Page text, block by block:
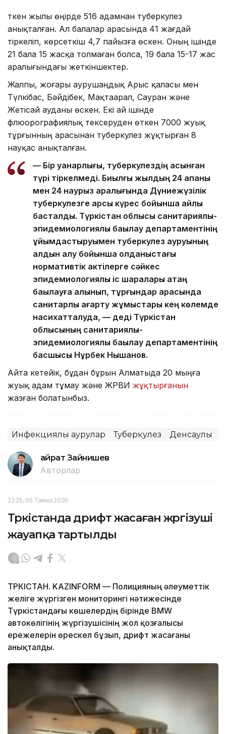
Өткен жылы өңірде 516 адамнан туберкулез
анықталған. Ал балалар арасында 41 жағдай
тіркеліп, көрсеткіш 4,7 пайызға өскен. Оның ішінде
21 бала 15 жасқа толмаған болса, 19 бала 15-17 жас
аралығындағы жеткіншектер.
Жалпы, жоғары аурушаңдық Арыс қаласы мен
Түлкібас, Бәйдібек, Мақтаарал, Сауран және
Жетісай ауданы өскен. Екі ай ішінде
флюорографиялық тексеруден өткен 7000 жуық
тұрғынның арасынан туберкулез жұқтырған 8
науқас анықталған.
— Бір қуанарлығы, туберкулездің асқынған
түрі тіркелмеді. Биылғы жылдың 24 ақпаны
мен 24 наурыз аралығында Дүниежүзілік
туберкулезге қарсы күрес бойынша айлық
басталды. Түркістан облысы санитариялық-
эпидемиологиялық бақылау департаментінің
ұйымдастыруымен туберкулез ауруының
алдын алу бойынша қолданыстағы
нормативтік актілерге сәйкес
эпидемиологиялық іс шаралары қатаң
бақылауға алынып, тұрғындар арасында
санитарлық ағарту жұмыстары кең көлемде
насихатталуда, — деді Түркістан
облысының санитариялық-
эпидемиологиялық бақылау департаментінің
басшысы Нұрбек Нышанов.
Айта кетейік, бұдан бұрын Алматыда 20 мыңға
жуық адам тұмау және ЖРВИ жұқтырғанын
жазған болатынбыз.
Инфекциялық аурулар Туберкулез Денсаулық
Қайрат Зайнишев
Авторлар
22:25, 05 Тамыз 2026
Түркістанда дрифт жасаған жүргізуші
жауапқа тартылды
ТҮРКІСТАН. KAZINFORM — Полицияның әлеуметтік
желіге жүргізген мониторингі нәтижесінде
Түркістандағы көшелердің бірінде BMW
автокөлігінің жүргізушісінің жол қозғалысы
ережелерін өрескел бұзып, дрифт жасағаны
анықталды.